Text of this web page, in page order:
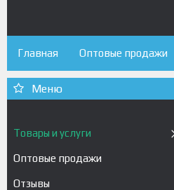
Главная Оптовые продажи
Товары и услуги
Оптовые продажи
Отзывы